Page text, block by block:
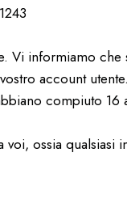
Vi informiamo
account utente.
compiuto 16
ossia qualsiasi